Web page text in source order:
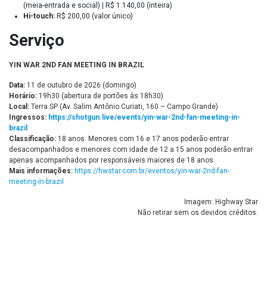
(meia-entrada e social) | R$ 1.140,00 (inteira)
Hi-touch: R$ 200,00 (valor único)
Serviço
YIN WAR 2ND FAN MEETING IN BRAZIL
Data: 11 de outubro de 2026 (domingo)
Horário: 19h30 (abertura de portões às 18h30)
Local: Terra SP (Av. Salim Antônio Curiati, 160 – Campo Grande)
Ingressos: https://shotgun.live/events/yin-war-2nd-fan-meeting-in-
brazil
Classificação: 18 anos. Menores com 16 e 17 anos poderão entrar
desacompanhados e menores com idade de 12 a 15 anos poderão entrar
apenas acompanhados por responsáveis maiores de 18 anos.
Mais informações: https://hwstar.com.br/eventos/yin-war-2nd-fan-
meeting-in-brazil
Imagem: Highway Star
Não retirar sem os devidos créditos.